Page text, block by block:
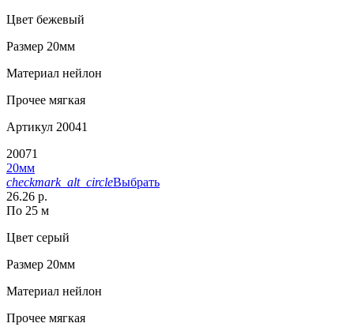
Цвет бежевый
Размер 20мм
Материал нейлон
Прочее мягкая
Артикул 20041
20071
20мм
checkmark_alt_circleВыбрать
26.26 р.
По 25 м
Цвет серый
Размер 20мм
Материал нейлон
Прочее мягкая